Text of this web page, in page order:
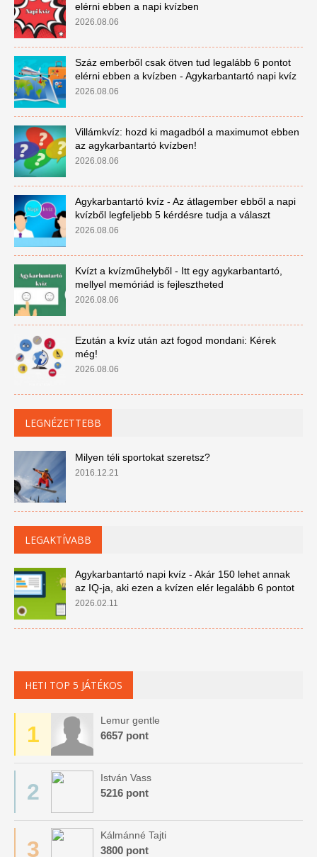
elérni ebben a napi kvízben
2026.08.06
Száz emberből csak ötven tud legalább 6 pontot
elérni ebben a kvízben - Agykarbantartó napi kvíz
2026.08.06
Villámkvíz: hozd ki magadból a maximumot ebben
az agykarbantartó kvízben!
2026.08.06
Agykarbantartó kvíz - Az átlagember ebből a napi
kvízből legfeljebb 5 kérdésre tudja a választ
2026.08.06
Kvízt a kvízműhelyből - Itt egy agykarbantartó,
mellyel memóriád is fejlesztheted
2026.08.06
Ezután a kvíz után azt fogod mondani: Kérek
még!
2026.08.06
LEGNÉZETTEBB
Milyen téli sportokat szeretsz?
2016.12.21
LEGAKTÍVABB
Agykarbantartó napi kvíz - Akár 150 lehet annak
az IQ-ja, aki ezen a kvízen elér legalább 6 pontot
2026.02.11
HETI TOP 5 JÁTÉKOS
1
Lemur gentle
6657 pont
2
István Vass
5216 pont
3
Kálmánné Tajti
3800 pont